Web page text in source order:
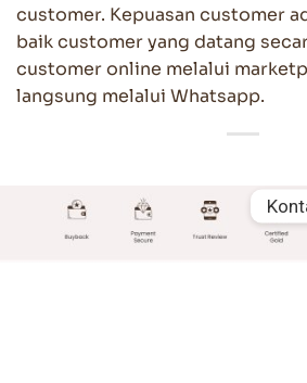
customer. Kepuasan customer
baik customer yang datang
customer online melalui
langsung melalui Whatsapp.